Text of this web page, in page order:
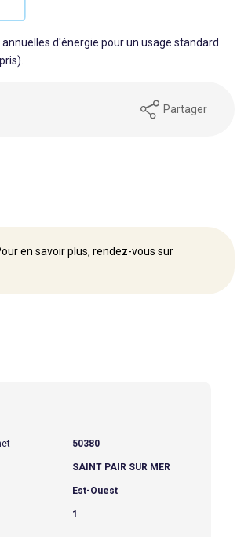
d'énergie pour un usage standard
Partager
en savoir plus, rendez-vous sur
50380
SAINT PAIR SUR MER
Est-Ouest
1